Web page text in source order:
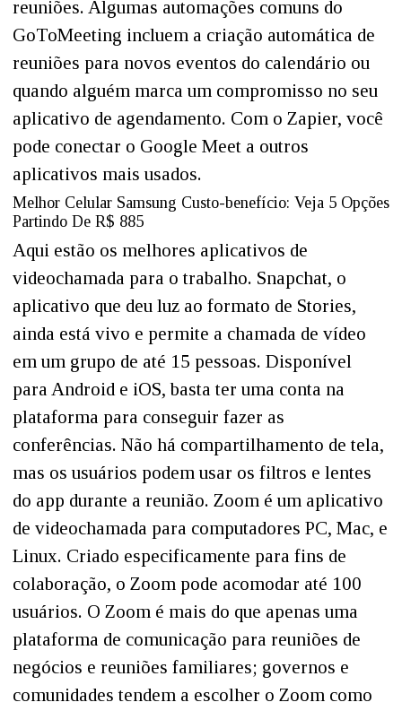
reuniões. Algumas automações comuns do
GoToMeeting incluem a criação automática de
reuniões para novos eventos do calendário ou
quando alguém marca um compromisso no seu
aplicativo de agendamento. Com o Zapier, você
pode conectar o Google Meet a outros
aplicativos mais usados.
Melhor Celular Samsung Custo-benefício: Veja 5 Opções
Partindo De R$ 885
Aqui estão os melhores aplicativos de
videochamada para o trabalho. Snapchat, o
aplicativo que deu luz ao formato de Stories,
ainda está vivo e permite a chamada de vídeo
em um grupo de até 15 pessoas. Disponível
para Android e iOS, basta ter uma conta na
plataforma para conseguir fazer as
conferências. Não há compartilhamento de tela,
mas os usuários podem usar os filtros e lentes
do app durante a reunião. Zoom é um aplicativo
de videochamada para computadores PC, Mac, e
Linux. Criado especificamente para fins de
colaboração, o Zoom pode acomodar até 100
usuários. O Zoom é mais do que apenas uma
plataforma de comunicação para reuniões de
negócios e reuniões familiares; governos e
comunidades tendem a escolher o Zoom como